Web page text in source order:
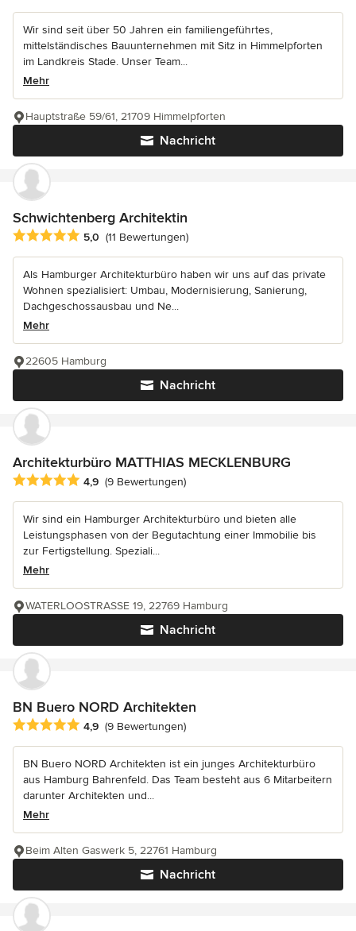
Wir sind seit über 50 Jahren ein familiengeführtes,
mittelständisches Bauunternehmen mit Sitz in Himmelpforten
im Landkreis Stade. Unser Team...
Mehr
Nachricht
Hauptstraße 59/61, 21709 Himmelpforten
Schwichtenberg Architektin
Durchschnittliche Bewertung: 5 von 5 Sternen
5,0 (11 Bewertungen)
Als Hamburger Architekturbüro haben wir uns auf das private
Wohnen spezialisiert: Umbau, Modernisierung, Sanierung,
Dachgeschossausbau und Ne...
Mehr
Nachricht
22605 Hamburg
Architekturbüro MATTHIAS MECKLENBURG
Durchschnittliche Bewertung: 4.9 von 5 Sternen
4,9 (9 Bewertungen)
Wir sind ein Hamburger Architekturbüro und bieten alle
Leistungsphasen von der Begutachtung einer Immobilie bis
zur Fertigstellung. Speziali...
Mehr
Nachricht
WATERLOOSTRASSE 19, 22769 Hamburg
BN Buero NORD Architekten
Durchschnittliche Bewertung: 4.9 von 5 Sternen
4,9 (9 Bewertungen)
BN Buero NORD Architekten ist ein junges Architekturbüro
aus Hamburg Bahrenfeld. Das Team besteht aus 6 Mitarbeitern
darunter Architekten und...
Mehr
Nachricht
Beim Alten Gaswerk 5, 22761 Hamburg